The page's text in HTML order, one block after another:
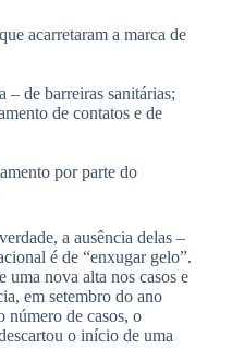
acarretaram a marca de
– de barreiras sanitárias;
de contatos e de
por parte do
a ausência delas –
é de “enxugar gelo”.
uma nova alta nos casos e
em setembro do ano
número de casos, o
o início de uma